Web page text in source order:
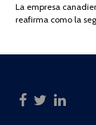
La empresa
reafirma como la